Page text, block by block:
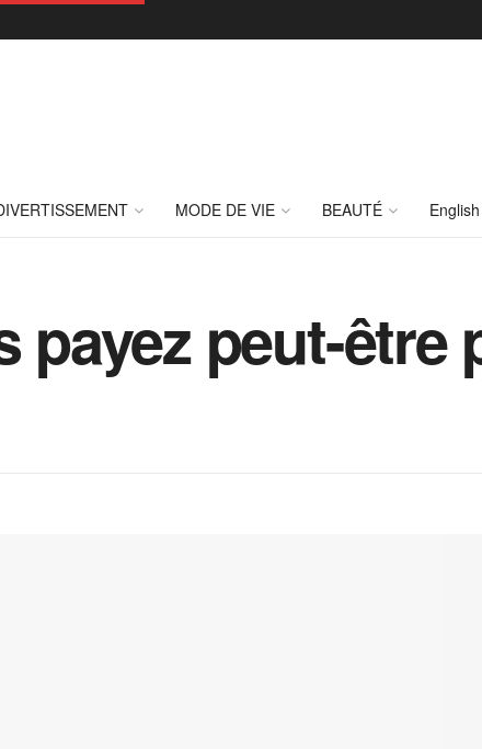
MODE DE VIE BEAUTÉ
payez peut-être